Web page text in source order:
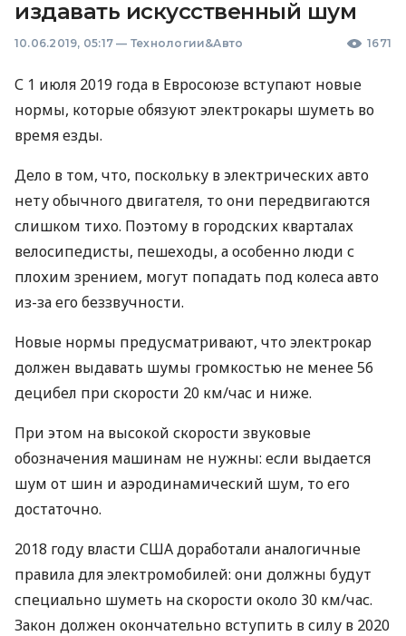
издавать искусственный шум
10.06.2019, 05:17 — Технологии&Авто 1671
С 1 июля 2019 года в Евросоюзе вступают новые
нормы, которые обязуют электрокары шуметь во
время езды.
Дело в том, что, поскольку в электрических авто
нету обычного двигателя, то они передвигаются
слишком тихо. Поэтому в городских кварталах
велосипедисты, пешеходы, а особенно люди с
плохим зрением, могут попадать под колеса авто
из-за его беззвучности.
Новые нормы предусматривают, что электрокар
должен выдавать шумы громкостью не менее 56
децибел при скорости 20 км/час и ниже.
При этом на высокой скорости звуковые
обозначения машинам не нужны: если выдается
шум от шин и аэродинамический шум, то его
достаточно.
2018 году власти СШАдоработали аналогичные
правила для электромобилей: они должны будут
специально шуметь на скорости около 30 км/час.
Закон должен окончательно вступить в силу в 2020